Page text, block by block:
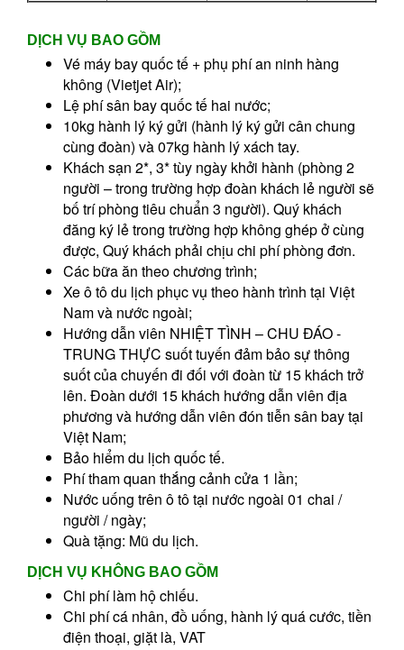
DỊCH VỤ BAO GỒM
Vé máy bay quốc tế + phụ phí an ninh hàng
không (Vietjet Air);
Lệ phí sân bay quốc tế hai nước;
10kg hành lý ký gửi (hành lý ký gửi cân chung
cùng đoàn) và 07kg hành lý xách tay.
Khách sạn 2*, 3* tùy ngày khởi hành (phòng 2
người – trong trường hợp đoàn khách lẻ người sẽ
bố trí phòng tiêu chuẩn 3 người). Quý khách
đăng ký lẻ trong trường hợp không ghép ở cùng
được, Quý khách phải chịu chi phí phòng đơn.
Các bữa ăn theo chương trình;
Xe ô tô du lịch phục vụ theo hành trình tại Việt
Nam và nước ngoài;
Hướng dẫn viên NHIỆT TÌNH – CHU ĐÁO -
TRUNG THỰC suốt tuyến đảm bảo sự thông
suốt của chuyến đi đối với đoàn từ 15 khách trở
lên. Đoàn dưới 15 khách hướng dẫn viên địa
phương và hướng dẫn viên đón tiễn sân bay tại
Việt Nam;
Bảo hiểm du lịch quốc tế.
Phí tham quan thắng cảnh cửa 1 lần;
Nước uống trên ô tô tại nước ngoài 01 chai /
người / ngày;
Quà tặng: Mũ du lịch.
DỊCH VỤ KHÔNG BAO GỒM
Chi phí làm hộ chiếu.
Chi phí cá nhân, đồ uống, hành lý quá cước, tiền
điện thoại, giặt là, VAT